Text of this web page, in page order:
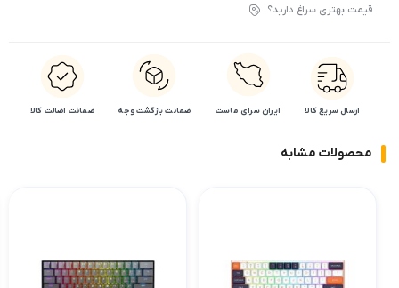
قیمت بهتری سراغ دارید؟
ارسال سریع کالا ایران سرای ماست ضمانت بازگشت وجه ضمانت اضالت کالا
محصولات مشابه